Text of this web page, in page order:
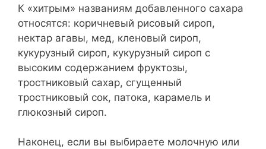
К «хитрым» названиям добавленного сахара
относятся: коричневый рисовый сироп,
нектар агавы, мед, кленовый сироп,
кукурузный сироп, кукурузный сироп с
высоким содержанием фруктозы,
тростниковый сахар, сгущенный
тростниковый сок, патока, карамель и
глюкозный сироп.
Наконец, если вы выбираете молочную или